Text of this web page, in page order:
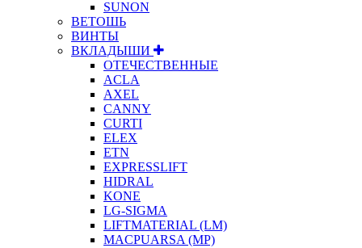
SUNON
ВЕТОШЬ
ВИНТЫ
ВКЛАДЫШИ
ОТЕЧЕСТВЕННЫЕ
ACLA
AXEL
CANNY
CURTI
ELEX
ETN
EXPRESSLIFT
HIDRAL
KONE
LG-SIGMA
LIFTMATERIAL (LM)
MACPUARSA (MP)